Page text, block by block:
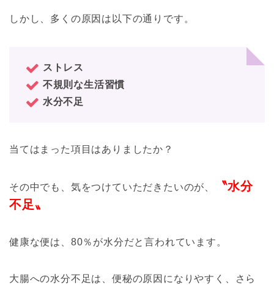
しかし、多くの原因は以下の通りです。
ストレス
不規則な生活習慣
水分不足
当てはまった項目はありましたか？
その中でも、気をつけていただきたいのが、
〝水分
不足〟
健康な便は、80％が水分だと言われています。
大腸への水分不足は、便秘の原因になりやすく、さら